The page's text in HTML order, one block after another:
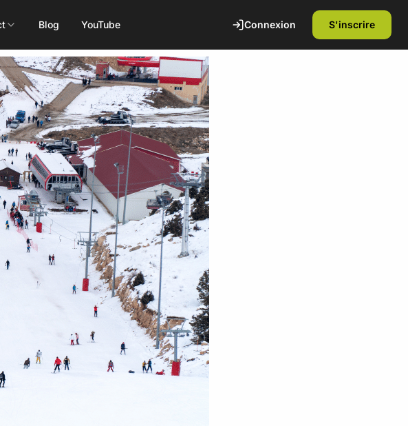
Toutes les activités
Pôle Santé
Massages
Nutritionniste
Ostéopathe
Fitness Kids
Zumba Kids
Danse Kids
1ère séance offerte
nos coachs diplômés d'état. Sans
engagement.
Blog YouTube Connexion S'inscrire